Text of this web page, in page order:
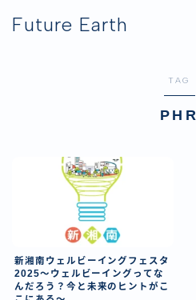
Future Earth
TAG
PHR
新湘南ウェルビーイングフェスタ
2025〜ウェルビーイングってな
んだろう？今と未来のヒントがこ